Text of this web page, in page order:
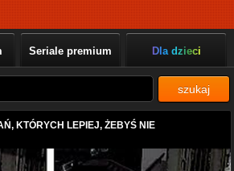
Seriale premium Dla dzieci
szukaj
KTÓRYCH LEPIEJ, ŻEBYŚ NIE